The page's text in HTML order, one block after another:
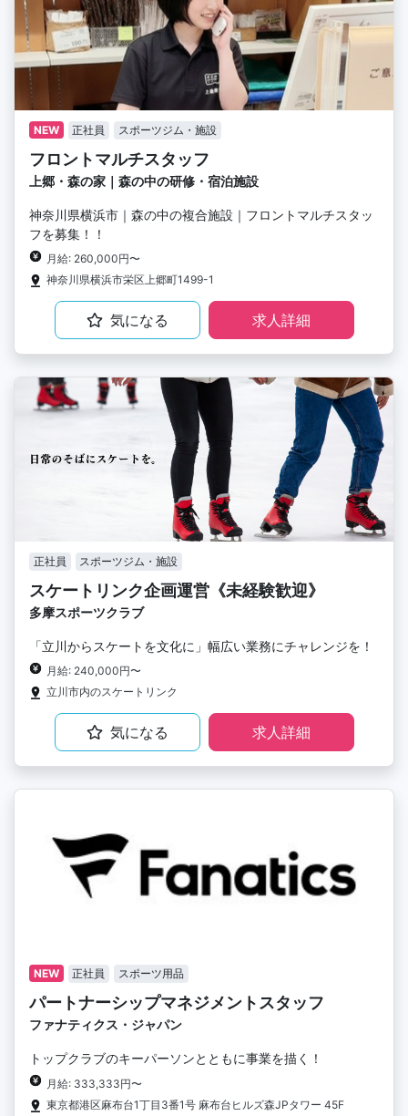
NEW 正社員 スポーツジム・施設
フロントマルチスタッフ
上郷・森の家｜森の中の研修・宿泊施設
神奈川県横浜市｜森の中の複合施設｜フロントマルチスタッ
フを募集！！
月給: 260,000円〜
神奈川県横浜市栄区上郷町1499-1
気になる 求人詳細
正社員 スポーツジム・施設
スケートリンク企画運営《未経験歓迎》
多摩スポーツクラブ
「立川からスケートを文化に」幅広い業務にチャレンジを！
月給: 240,000円〜
立川市内のスケートリンク
気になる 求人詳細
NEW 正社員 スポーツ用品
パートナーシップマネジメントスタッフ
ファナティクス・ジャパン
トップクラブのキーパーソンとともに事業を描く！
月給: 333,333円〜
東京都港区麻布台1丁目3番1号 麻布台ヒルズ森JPタワー 45F